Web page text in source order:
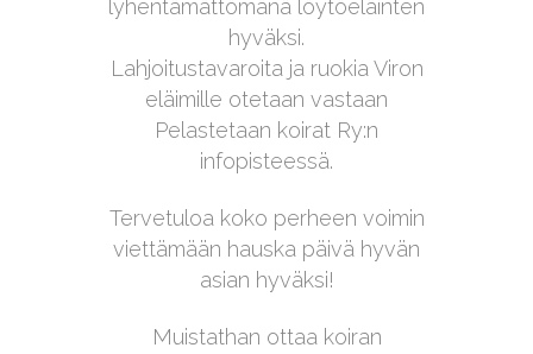
lyhentämättömänä löytöeläinten
hyväksi.
Lahjoitustavaroita ja ruokia Viron
eläimille otetaan vastaan
Pelastetaan koirat Ry:n
infopisteessä.
Tervetuloa koko perheen voimin
viettämään hauska päivä hyvän
asian hyväksi!
Muistathan ottaa koiran